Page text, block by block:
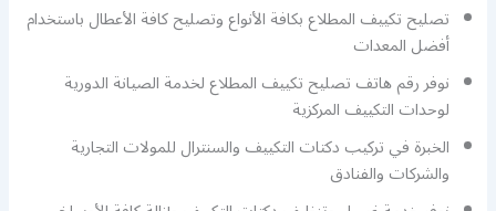
تصليح تكييف المطلاع بكافة الأنواع وتصليح كافة الأعطال باستخدام
أفضل المعدات
نوفر رقم هاتف تصليح تكييف المطلاع لخدمة الصيانة الدورية
لوحدات التكييف المركزية
الخبرة في تركيب دكتات التكييف والسنترال للمولات التجارية
والشركات والفنادق